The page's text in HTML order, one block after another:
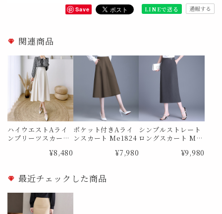
Save LINEで送る 通報する
関連商品
ハイウエストAライ
ンプリーツスカート
¥8,480
ポケット付きAライ
ンスカート Me1824
¥7,980
シンプルストレート
ロングスカート Me1
¥9,980
最近チェックした商品